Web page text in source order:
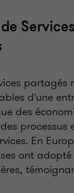
partagés
d'une
des
processus
En
ont